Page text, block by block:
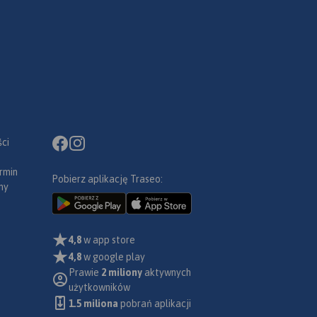
Pobierz aplikację Traseo:
4,8w app store
4,8w google play
Prawie 2 miliony aktywnych
użytkowników
1.5 miliona pobrań aplikacji